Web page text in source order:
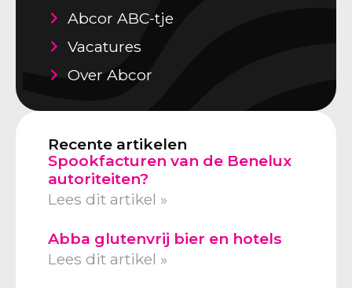
Abcor ABC-tje
Vacatures
Over Abcor
Recente artikelen
Spookfacturen van de Benelux
autoriteiten?
Lees dit artikel »
Abba glutenvrij bier en hotels
Lees dit artikel »